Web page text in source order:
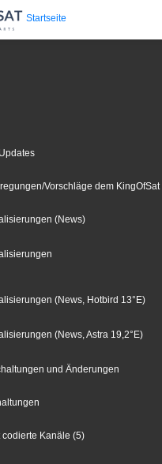
Startseite
Vorschläge dem KingOfSat
(News)
(News, Hotbird 13°E)
(News, Astra 19,2°E)
und Änderungen
codierte Kanäle (5)